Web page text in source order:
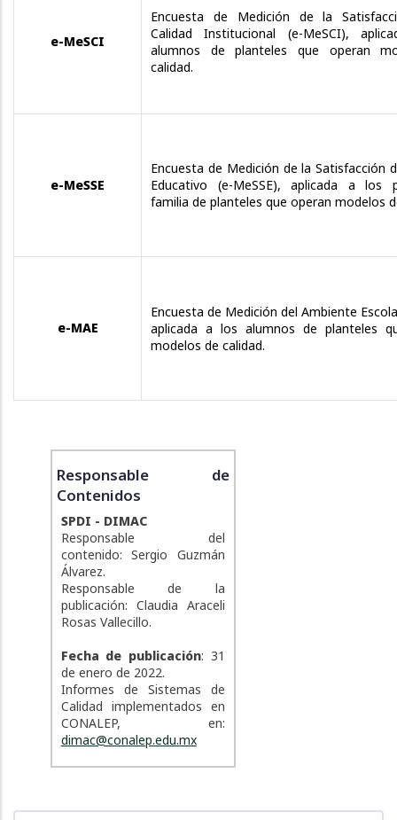
e-MeSCI
Encuesta de Medición de la
Calidad Institucional (e-MeSCI),
alumnos de planteles que operan
calidad.
e-MeSSE
Encuesta de Medición de la Satisfacción
Educativo (e-MeSSE), aplicada a los
familia de planteles que operan modelos
e-MAE
Encuesta de Medición del Ambiente
aplicada a los alumnos de planteles
modelos de calidad.
Responsable de
Contenidos
SPDI - DIMAC
Responsable del
contenido: Sergio Guzmán
Álvarez.
Responsable de la
publicación: Claudia Araceli
Rosas Vallecillo.
Fecha de publicación: 31
de enero de 2022.
Informes de Sistemas de
Calidad implementados en
CONALEP, en:
dimac@conalep.edu.mx